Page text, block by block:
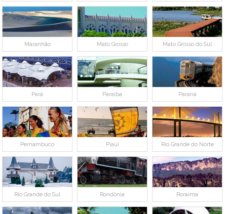
Maranhão Mato Grosso Mato Grosso do Sul
Pará Paraíba Paraná
Pernambuco Piauí Rio Grande do Norte
Rio Grande do Sul Rondônia Roraima